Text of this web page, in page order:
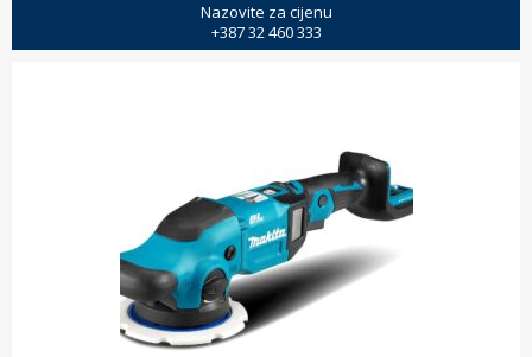
Nazovite za cijenu
+387 32 460 333